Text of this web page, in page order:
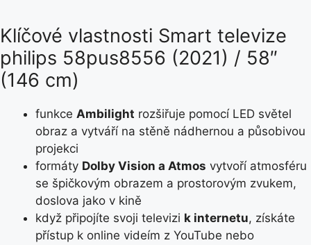
Klíčové vlastnosti Smart televize
philips 58pus8556 (2021) / 58″
(146 cm)
funkce Ambilight rozšiřuje pomocí LED světel
obraz a vytváří na stěně nádhernou a působivou
projekci
formáty Dolby Vision a Atmos vytvoří atmosféru
se špičkovým obrazem a prostorovým zvukem,
doslova jako v kině
když připojíte svoji televizi k internetu, získáte
přístup k online videím z YouTube nebo